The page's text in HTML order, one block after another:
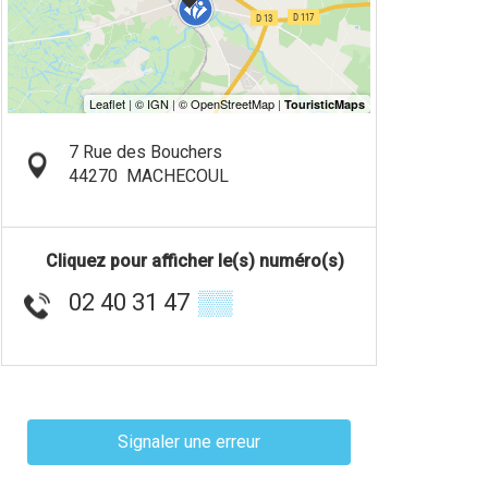
7 Rue des Bouchers
44270 MACHECOUL
Cliquez pour afficher le(s) numéro(s)
02 40 31 47 ▒▒
Signaler une erreur